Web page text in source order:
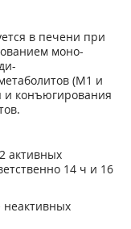
в печени при
моно-
(M1 и
и конъюгирования
активных
14 ч и 16
неактивных